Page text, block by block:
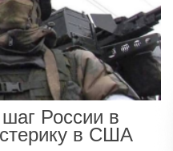
России в
в США